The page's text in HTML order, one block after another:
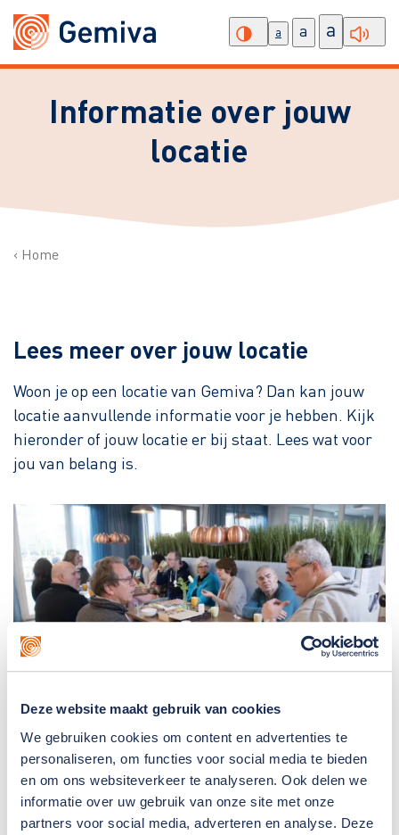
Deze website maakt gebruik van cookies
We gebruiken cookies om content en advertenties te
personaliseren, om functies voor social media te bieden
en om ons websiteverkeer te analyseren. Ook delen we
informatie over uw gebruik van onze site met onze
partners voor social media, adverteren en analyse. Deze
a a a
Informatie over jouw
locatie
Home
Lees meer over jouw locatie
Woon je op een locatie van Gemiva? Dan kan jouw
locatie aanvullende informatie voor je hebben. Kijk
hieronder of jouw locatie er bij staat. Lees wat voor
jou van belang is.
Locaties:
Julianastraat